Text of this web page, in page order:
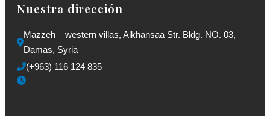
Nuestra dirección
Mazzeh – western villas, Alkhansaa Str. Bldg. NO. 03,
Damas, Syria
(+963) 116 124 835